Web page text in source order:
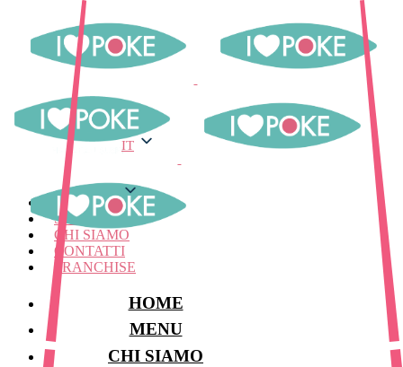
IT
MENU
STORES
CHI SIAMO
CONTATTI
FRANCHISE
HOME
MENU
CHI SIAMO